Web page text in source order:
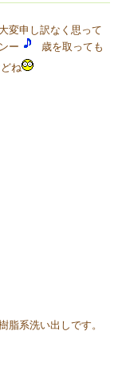
大変申し訳なく思って
ー
歳を取っても
ね
脂系洗い出しです。